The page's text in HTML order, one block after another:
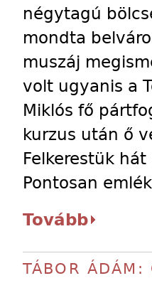
négytagú
mondta
muszáj
volt ugyanis a
Miklós fő
kurzus után ő
Felkerestük
Pontosan
Tovább
TÁBOR ÁDÁM: